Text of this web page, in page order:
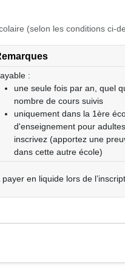
(selon les conditions ci-
:
une seule fois par an, quel
nombre de cours suivis
uniquement dans la 1ère
d'enseignement pour
inscrivez (apportez une
dans cette autre école)
payer en liquide lors de